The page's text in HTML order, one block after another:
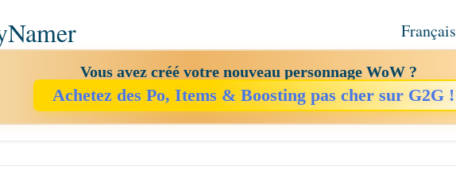
Français
Vous avez créé votre nouveau personnage WoW ?
Achetez des Po, Items & Boosting pas cher sur G2G !